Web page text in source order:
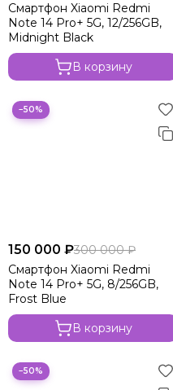
Смартфон Xiaomi Redmi
Note 14 Pro+ 5G, 12/256GB,
Midnight Black
В корзину
−50%
150 000 ₽300 000 ₽
Смартфон Xiaomi Redmi
Note 14 Pro+ 5G, 8/256GB,
Frost Blue
В корзину
−50%